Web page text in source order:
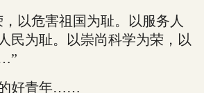
以危害祖国为耻。以服务人
民为耻。以崇尚科学为荣，以
好青年……